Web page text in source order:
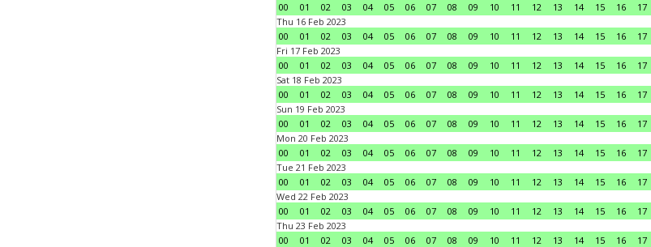
00
01 02 03 04 05 06 07 08 09 10 11 12 13 14 15 16 17
Thu 16 Feb 2023
00
01 02 03 04 05 06 07 08 09 10 11 12 13 14 15 16 17
Fri 17 Feb 2023
00
01 02 03 04 05 06 07 08 09 10 11 12 13 14 15 16 17
Sat 18 Feb 2023
00
01 02 03 04 05 06 07 08 09 10 11 12 13 14 15 16 17
Sun 19 Feb 2023
00
01 02 03 04 05 06 07 08 09 10 11 12 13 14 15 16 17
Mon 20 Feb 2023
00
01 02 03 04 05 06 07 08 09 10 11 12 13 14 15 16 17
Tue 21 Feb 2023
00
01 02 03 04 05 06 07 08 09 10 11 12 13 14 15 16 17
Wed 22 Feb 2023
00
01 02 03 04 05 06 07 08 09 10 11 12 13 14 15 16 17
Thu 23 Feb 2023
00
01 02 03 04 05 06 07 08 09 10 11 12 13 14 15 16 17